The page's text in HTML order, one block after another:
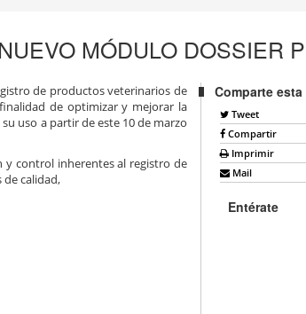
MÓDULO DOSSIER
de productos veterinarios de
de optimizar y mejorar la
uso a partir de este 10 de marzo
y control inherentes al registro de
calidad,
Comparte
Tweet
Compartir
Imprimir
Mail
Entérate